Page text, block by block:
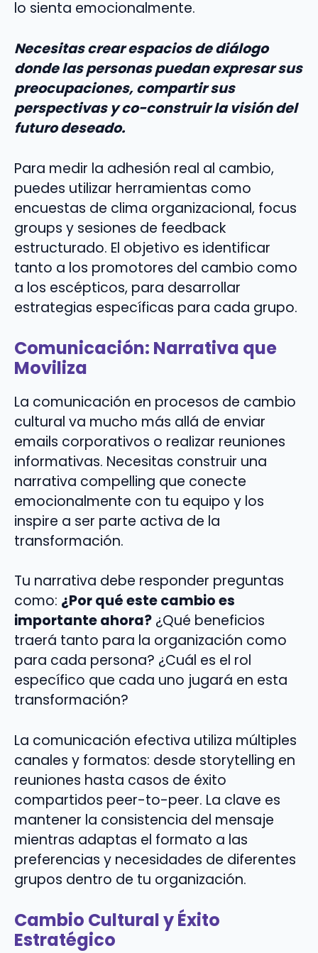
lo sienta emocionalmente.
Necesitas crear espacios de diálogo
donde las personas puedan expresar sus
preocupaciones, compartir sus
perspectivas y co-construir la visión del
futuro deseado.
Para medir la adhesión real al cambio,
puedes utilizar herramientas como
encuestas de clima organizacional, focus
groups y sesiones de feedback
estructurado. El objetivo es identificar
tanto a los promotores del cambio como
a los escépticos, para desarrollar
estrategias específicas para cada grupo.
Comunicación: Narrativa que
Moviliza
La comunicación en procesos de cambio
cultural va mucho más allá de enviar
emails corporativos o realizar reuniones
informativas. Necesitas construir una
narrativa compelling que conecte
emocionalmente con tu equipo y los
inspire a ser parte activa de la
transformación.
Tu narrativa debe responder preguntas
como: ¿Por qué este cambio es
importante ahora? ¿Qué beneficios
traerá tanto para la organización como
para cada persona? ¿Cuál es el rol
específico que cada uno jugará en esta
transformación?
La comunicación efectiva utiliza múltiples
canales y formatos: desde storytelling en
reuniones hasta casos de éxito
compartidos peer-to-peer. La clave es
mantener la consistencia del mensaje
mientras adaptas el formato a las
preferencias y necesidades de diferentes
grupos dentro de tu organización.
Cambio Cultural y Éxito
Estratégico